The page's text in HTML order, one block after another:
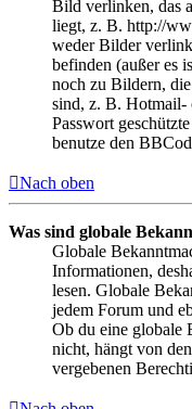
Bild verlinken, das
liegt, z. B. http://
weder Bilder
befinden (außer es
noch zu Bildern,
sind, z. B. Hotmail-
Passwort
benutze den
Nach oben
Was sind globale
Globale
Informationen,
lesen. Globale
jedem Forum und
Ob du eine globale
nicht, hängt von
vergebenen